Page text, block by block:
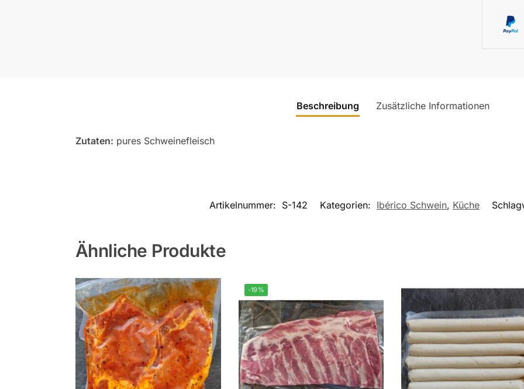
Beschreibung Zusätzliche Informationen
Zutaten: pures Schweinefleisch
Artikelnummer: S-142 Kategorien: Ibérico Schwein, Küche
Ähnliche Produkte
-19%